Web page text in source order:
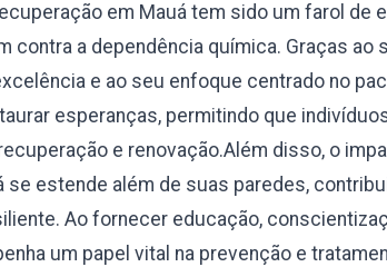
em Mauá tem sido um farol de
contra a dependência química. Graças ao
e ao seu enfoque centrado no
esperanças, permitindo que
e renovação.Além disso, o
se estende além de suas paredes,
Ao fornecer educação,
um papel vital na prevenção e